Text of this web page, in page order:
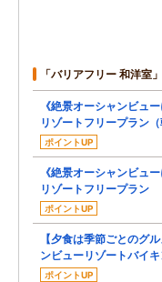
「バリアフリー 和洋室
《絶景オーシャンビュ
リゾートフリープラン（
ポイントUP
《絶景オーシャンビュ
リゾートフリープラン
ポイントUP
【夕食は季節ごとのグ
ンビューリゾートバイ
ポイントUP